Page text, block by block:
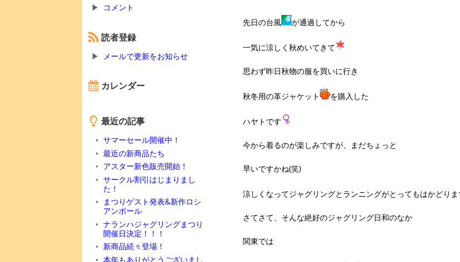
コメント
読者登録
メールで更新をお知らせ
カレンダー
最近の記事
サマーセール開催中！
最近の新商品たち
アスター新色販売開始！
サークル割引はじまりまし
た！
まつりゲスト発表&新作ロシ
アンボール
ナランハジャグリングまつり
開催日決定！！！
新商品続々登場！
本年もありがとうございまし
先日の台風 が通過してから
一気に涼しく秋めいてきて
思わず昨日秋物の服を買いに行き
秋冬用の革ジャケット を購入した
ハヤトです
今から着るのが楽しみですが、まだちょっと
早いですかね(笑)
涼しくなってジャグリングとランニングがとってもはかどり
さてさて、そんな絶好のジャグリング日和のなか
関東では